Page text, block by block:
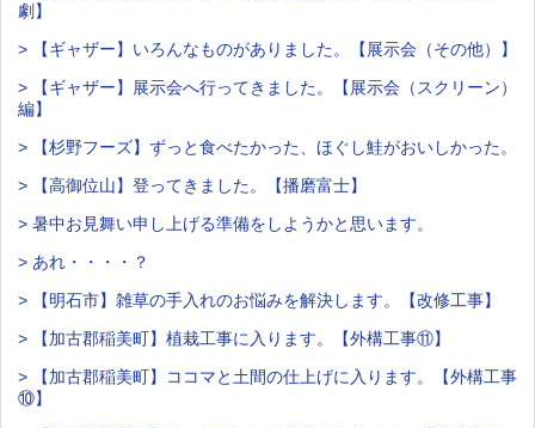
劇】
> 【ギャザー】いろんなものがありました。【展示会（その他）】
> 【ギャザー】展示会へ行ってきました。【展示会（スクリーン）
編】
> 【杉野フーズ】ずっと食べたかった、ほぐし鮭がおいしかった。
> 【高御位山】登ってきました。【播磨富士】
> 暑中お見舞い申し上げる準備をしようかと思います。
> あれ・・・・？
> 【明石市】雑草の手入れのお悩みを解決します。【改修工事】
> 【加古郡稲美町】植栽工事に入ります。【外構工事⑪】
> 【加古郡稲美町】ココマと土間の仕上げに入ります。【外構工事
⑩】